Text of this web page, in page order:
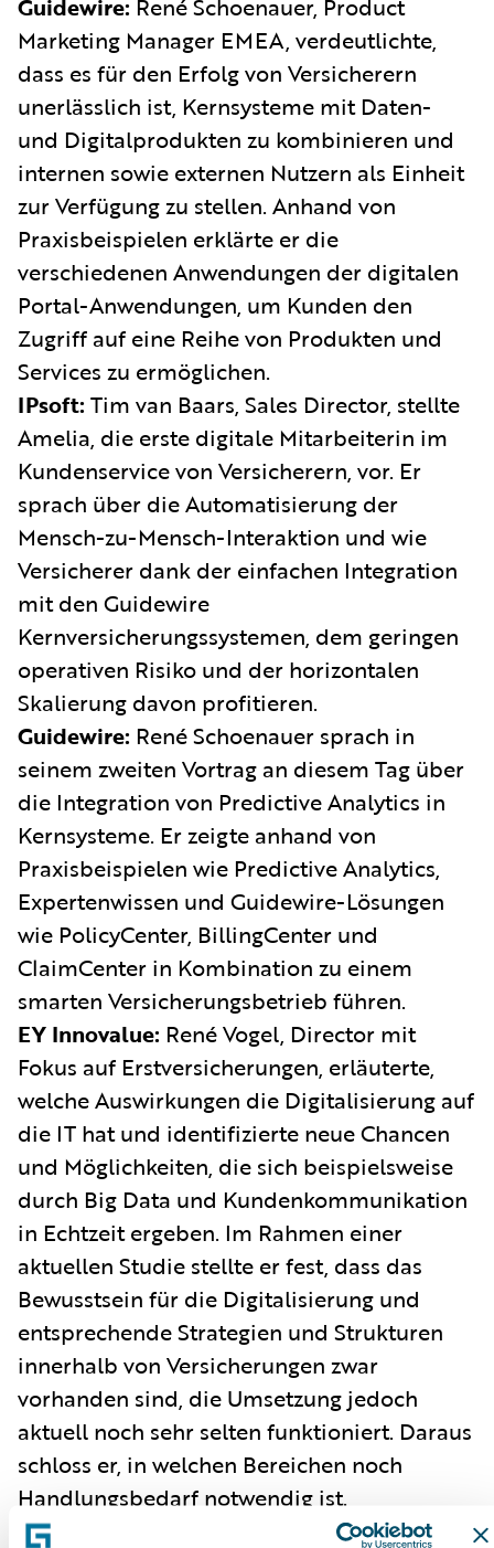
Guidewire: René Schoenauer, Product
Marketing Manager EMEA, verdeutlichte,
dass es für den Erfolg von Versicherern
unerlässlich ist, Kernsysteme mit Daten-
und Digitalprodukten zu kombinieren und
internen sowie externen Nutzern als Einheit
zur Verfügung zu stellen. Anhand von
Praxisbeispielen erklärte er die
verschiedenen Anwendungen der digitalen
Portal-Anwendungen, um Kunden den
Zugriff auf eine Reihe von Produkten und
Services zu ermöglichen.
IPsoft: Tim van Baars, Sales Director, stellte
Amelia, die erste digitale Mitarbeiterin im
Kundenservice von Versicherern, vor. Er
sprach über die Automatisierung der
Mensch-zu-Mensch-Interaktion und wie
Versicherer dank der einfachen Integration
mit den Guidewire
Kernversicherungssystemen, dem geringen
operativen Risiko und der horizontalen
Skalierung davon profitieren.
Guidewire: René Schoenauer sprach in
seinem zweiten Vortrag an diesem Tag über
die Integration von Predictive Analytics in
Kernsysteme. Er zeigte anhand von
Praxisbeispielen wie Predictive Analytics,
Expertenwissen und Guidewire-Lösungen
wie PolicyCenter, BillingCenter und
ClaimCenter in Kombination zu einem
smarten Versicherungsbetrieb führen.
EY Innovalue: René Vogel, Director mit
Fokus auf Erstversicherungen, erläuterte,
welche Auswirkungen die Digitalisierung auf
die IT hat und identifizierte neue Chancen
und Möglichkeiten, die sich beispielsweise
durch Big Data und Kundenkommunikation
in Echtzeit ergeben. Im Rahmen einer
aktuellen Studie stellte er fest, dass das
Bewusstsein für die Digitalisierung und
entsprechende Strategien und Strukturen
innerhalb von Versicherungen zwar
vorhanden sind, die Umsetzung jedoch
aktuell noch sehr selten funktioniert. Daraus
schloss er, in welchen Bereichen noch
Handlungsbedarf notwendig ist.
Zurich Deutschland:
Horst Nussbaumer,